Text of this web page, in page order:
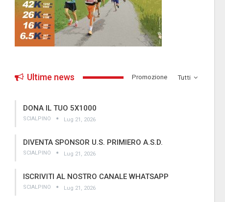
Tutti
Ultime news ­Promozione
DONA IL TUO 5X1000
SCIALPINO Lug 21, 2026
DIVENTA SPONSOR U.S. PRIMIERO A.S.D.
SCIALPINO Lug 21, 2026
ISCRIVITI AL NOSTRO CANALE WHATSAPP
SCIALPINO Lug 21, 2026